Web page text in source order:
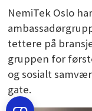
NemiTek Oslo
tettere på
gruppen for
og sosialt
gate.